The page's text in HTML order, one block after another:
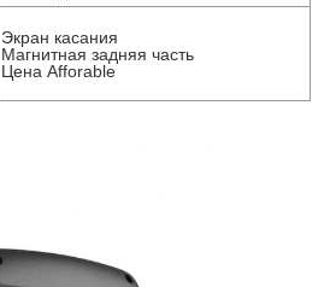
Экран касания
Магнитная задняя часть
Цена Afforable